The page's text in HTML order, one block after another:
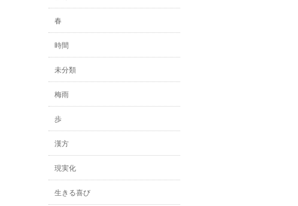
春
時間
未分類
梅雨
歩
漢方
現実化
生きる喜び